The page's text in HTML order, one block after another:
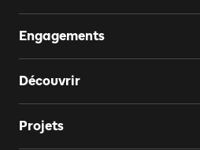
Engagements
Découvrir
Projets